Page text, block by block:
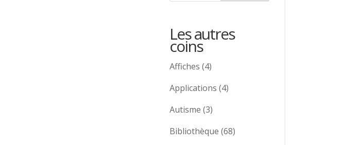
Les autres
coins
Affiches (4)
Applications (4)
Autisme (3)
Bibliothèque (68)